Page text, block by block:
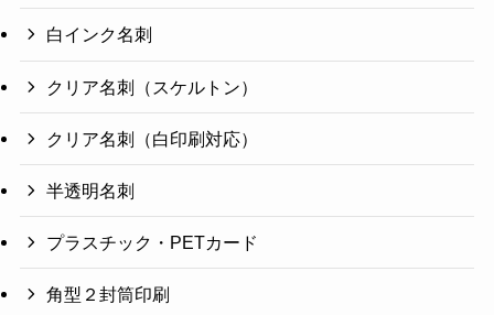
白インク名刺
クリア名刺（スケルトン）
クリア名刺（白印刷対応）
半透明名刺
プラスチック・PETカード
角型２封筒印刷